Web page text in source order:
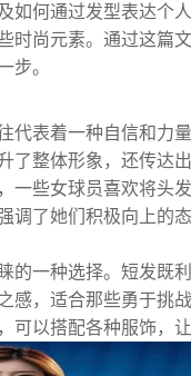
如何通过发型表达个
时尚元素。通过这篇
步。
代表着一种自信和力
了整体形象，还传
一些女球员喜欢将头
调了她们积极向上的
的一种选择。短发既
感，适合那些勇于挑
以搭配各种服饰，